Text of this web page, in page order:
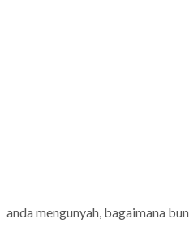
anda mengunyah, bagaimana